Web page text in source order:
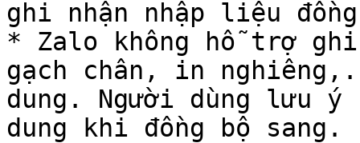
ghi nhận nhập liệu
* Zalo không hỗ trợ
gạch chân, in
dung. Người dùng lưu
dung khi đồng bộ sang.